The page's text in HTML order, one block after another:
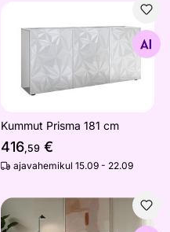
Kummut Prisma 181 cm
Otsi sarnaseid
Kummut Prisma 181 cm
416,59 €
ajavahemikul 15.09 - 22.09
Kummut Lido 230 cm